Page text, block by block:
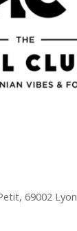
69002 Lyon